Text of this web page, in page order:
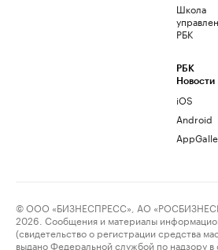
Школа
РБК
РБК
Новости
iOS
Android
© ООО «БИЗНЕСПРЕСС», АО
2026. Сообщения и материалы
(свидетельство о регистрации средства
выдано Федеральной службой по надзору в